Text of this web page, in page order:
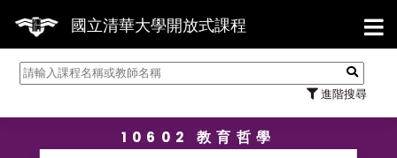
國立清華大學開放式課程
進階搜尋
【7/31】
10602 教育哲學